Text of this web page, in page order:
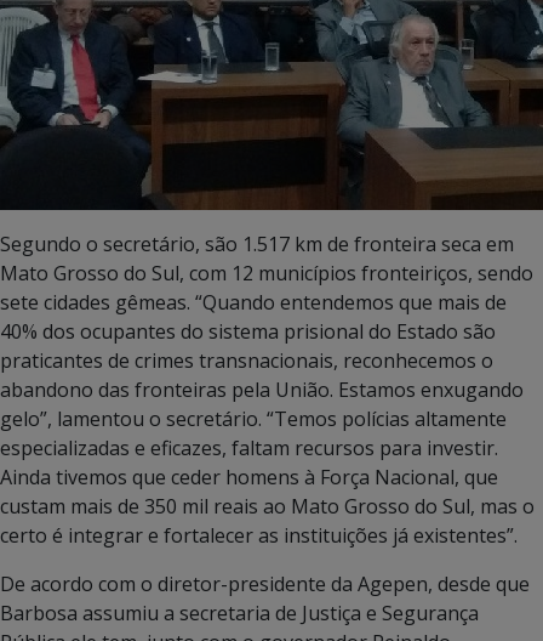
Segundo o secretário, são 1.517 km de fronteira seca em
Mato Grosso do Sul, com 12 municípios fronteiriços, sendo
sete cidades gêmeas. “Quando entendemos que mais de
40% dos ocupantes do sistema prisional do Estado são
praticantes de crimes transnacionais, reconhecemos o
abandono das fronteiras pela União. Estamos enxugando
gelo”, lamentou o secretário. “Temos polícias altamente
especializadas e eficazes, faltam recursos para investir.
Ainda tivemos que ceder homens à Força Nacional, que
custam mais de 350 mil reais ao Mato Grosso do Sul, mas o
certo é integrar e fortalecer as instituições já existentes”.
De acordo com o diretor-presidente da Agepen, desde que
Barbosa assumiu a secretaria de Justiça e Segurança